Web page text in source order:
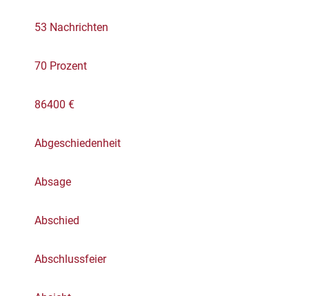
53 Nachrichten
70 Prozent
86400 €
Abgeschiedenheit
Absage
Abschied
Abschlussfeier